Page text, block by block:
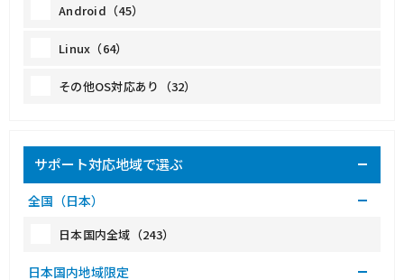
Android（45）
Linux（64）
その他OS対応あり（32）
サポート対応地域で選ぶ
全国（日本）
日本国内全域（243）
日本国内地域限定